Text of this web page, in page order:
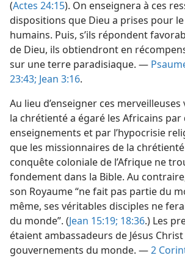
(Actes 24:15). On enseignera à ces
dispositions que Dieu a prises pour
humains. Puis, s’ils répondent
de Dieu, ils obtiendront en
sur une terre paradisiaque. —
23:43; Jean 3:16.
Au lieu d’enseigner ces
la chrétienté a égaré les Africains par
enseignements et par l’hypocrisie
que les missionnaires de la
conquête coloniale de l’Afrique ne
fondement dans la Bible. Au
son Royaume “ne fait pas partie du
même, ses véritables disciples ne
du monde”. (Jean 15:19; 18:36.) Les
étaient ambassadeurs de Jésus
gouvernements du monde. —2